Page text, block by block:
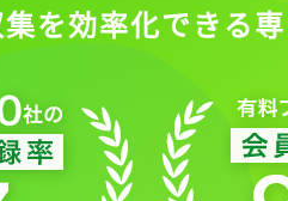
を効率化できる